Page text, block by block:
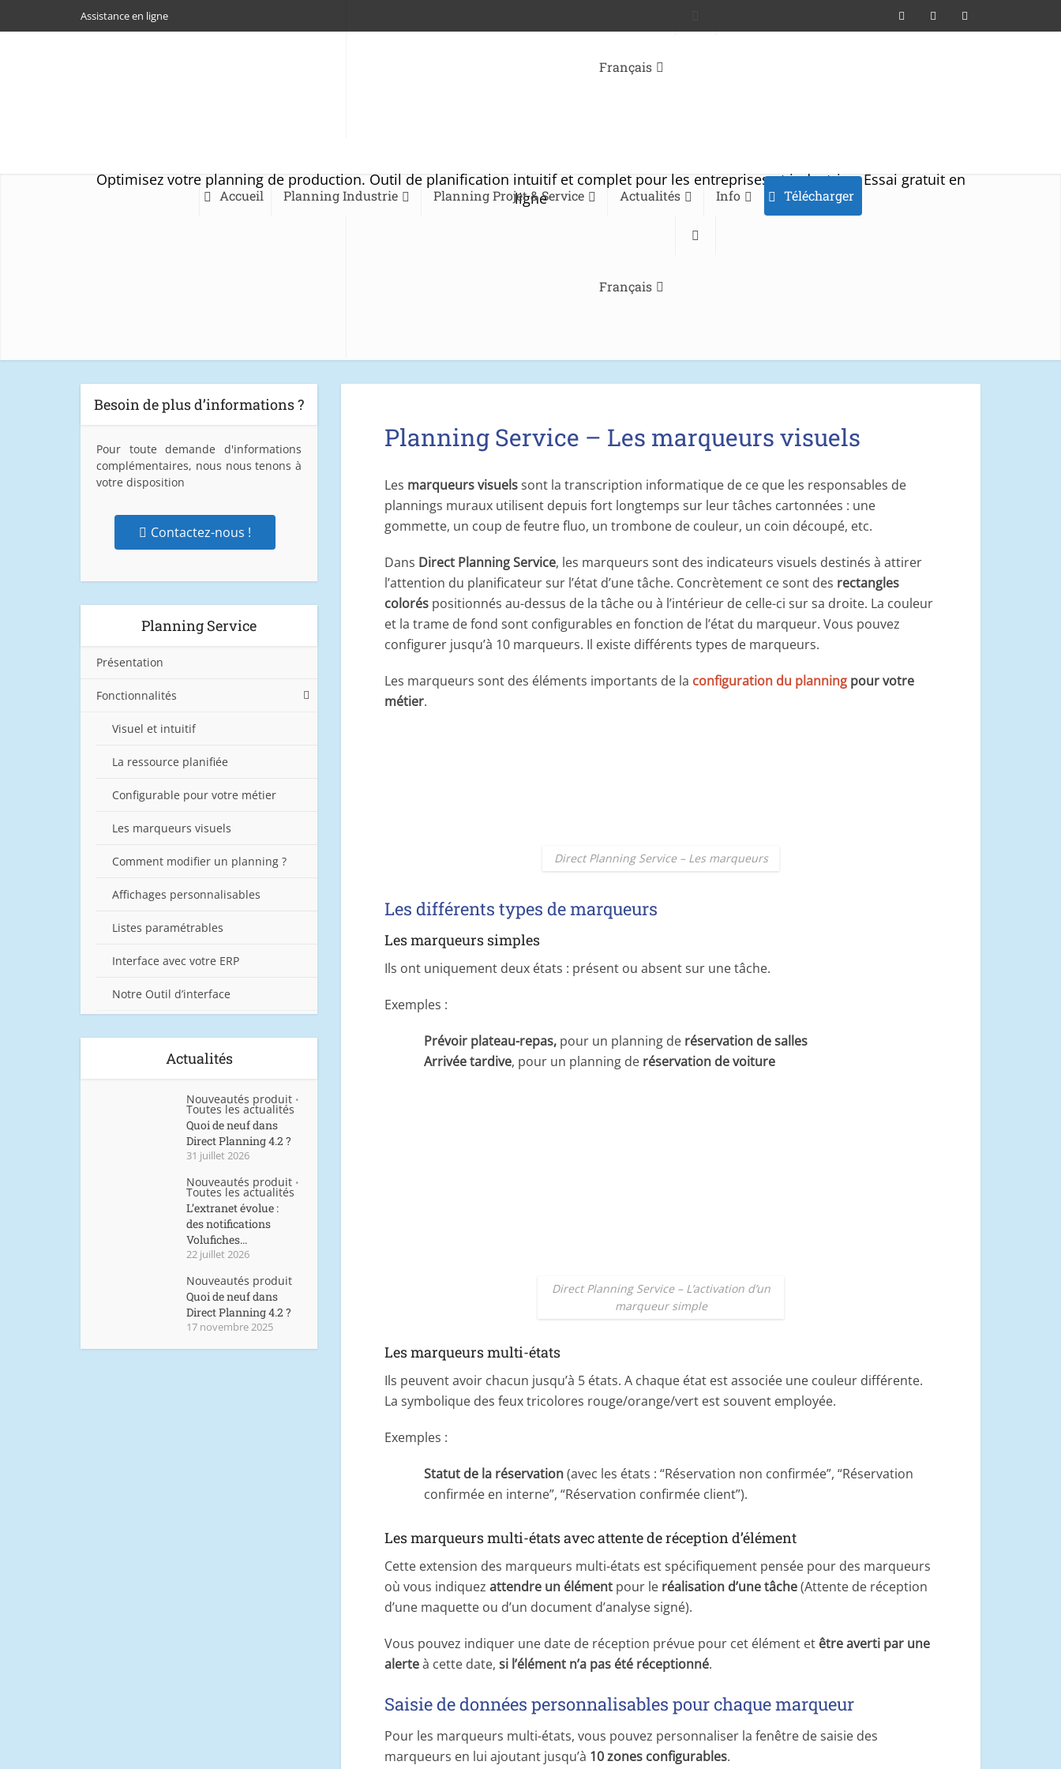
Assistance en ligne
Optimisez votre planning de production. Outil de planification intuitif et complet pour les entreprises et industries. Essai gratuit en
ligne
Accueil Planning Industrie Planning Projet & Service Actualités Info Télécharger
Français
Français
Besoin de plus d’informations ?
Pour toute demande d'informations
complémentaires, nous nous tenons à
votre disposition
Contactez-nous !
Planning Service
Présentation
Fonctionnalités
Visuel et intuitif
La ressource planifiée
Configurable pour votre métier
Les marqueurs visuels
Comment modifier un planning ?
Affichages personnalisables
Listes paramétrables
Interface avec votre ERP
Notre Outil d’interface
Actualités
Nouveautés produit •
Toutes les actualités
Quoi de neuf dans
Direct Planning 4.2 ?
31 juillet 2026
Nouveautés produit •
Toutes les actualités
L’extranet évolue :
des notifications
Volufiches...
22 juillet 2026
Nouveautés produit
Quoi de neuf dans
Direct Planning 4.2 ?
17 novembre 2025
Planning Service – Les marqueurs visuels
Les marqueurs visuelssont la transcription informatique de ce que les responsables de
plannings muraux utilisent depuis fort longtemps sur leur tâches cartonnées : une
gommette, un coup de feutre fluo, un trombone de couleur, un coin découpé, etc.
Dans Direct Planning Service, les marqueurs sont des indicateurs visuels destinés à attirer
l’attention du planificateur sur l’état d’une tâche. Concrètement ce sont des rectangles
colorés positionnés au-dessus de la tâche ou à l’intérieur de celle-ci sur sa droite. La couleur
et la trame de fond sont configurables en fonction de l’état du marqueur. Vous pouvez
configurer jusqu’à 10 marqueurs. Il existe différents types de marqueurs.
Les marqueurs sont des éléments importants de la configuration du planning pour votre
métier.
Direct Planning Service – Les marqueurs
Les différents types de marqueurs
Les marqueurs simples
Ils ont uniquement deux états : présent ou absent sur une tâche.
Exemples :
Prévoir plateau-repas, pour un planning de réservation de salles
Arrivée tardive, pour un planning de réservation de voiture
Direct Planning Service – L’activation d’un
marqueur simple
Les marqueurs multi-états
Ils peuvent avoir chacun jusqu’à 5 états. A chaque état est associée une couleur différente.
La symbolique des feux tricolores rouge/orange/vert est souvent employée.
Exemples :
Statut de la réservation(avec les états : “Réservation non confirmée”, “Réservation
confirmée en interne”, “Réservation confirmée client”).
Les marqueurs multi-états avec attente de réception d’élément
Cette extension des marqueurs multi-états est spécifiquement pensée pour des marqueurs
où vous indiquez attendre un élément pour le réalisation d’une tâche(Attente de réception
d’une maquette ou d’un document d’analyse signé).
Vous pouvez indiquer une date de réception prévue pour cet élément et être averti par une
alerteà cette date, si l’élément n’a pas été réceptionné.
Saisie de données personnalisables pour chaque marqueur
Pour les marqueurs multi-états, vous pouvez personnaliser la fenêtre de saisie des
marqueurs en lui ajoutant jusqu’à 10 zones configurables.